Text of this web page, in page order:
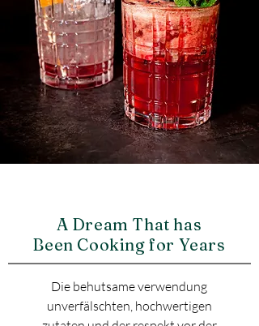
A Dream That has
Been Cooking for Years
Die behutsame verwendung
unverfälschten, hochwertigen